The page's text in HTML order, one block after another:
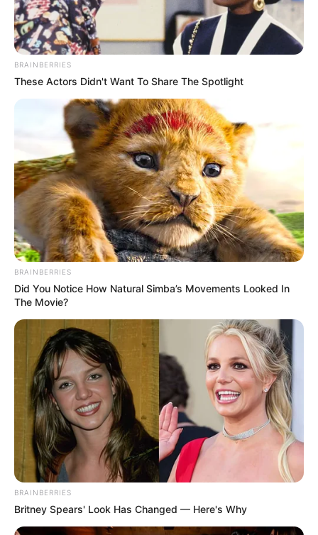
BRAINBERRIES
These Actors Didn't Want To Share The Spotlight
BRAINBERRIES
Did You Notice How Natural Simba’s Movements Looked In
The Movie?
BRAINBERRIES
Britney Spears' Look Has Changed — Here's Why